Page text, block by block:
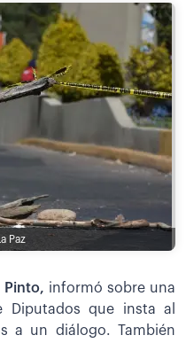
Paz
Pinto, informó sobre una
Diputados que insta al
a un diálogo. También